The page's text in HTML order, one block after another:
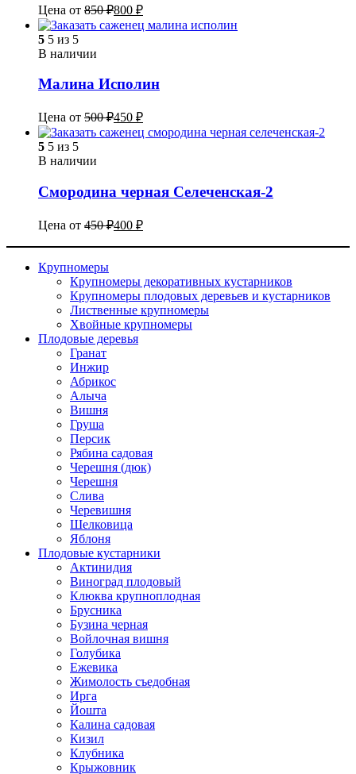
Цена от 850₽800 ₽
5 5 из 5
В наличии
Малина Исполин
Цена от 500₽450 ₽
5 5 из 5
В наличии
Смородина черная Селеченская-2
Цена от 450₽400 ₽
Крупномеры
Крупномеры декоративных кустарников
Крупномеры плодовых деревьев и кустарников
Лиственные крупномеры
Хвойные крупномеры
Плодовые деревья
Гранат
Инжир
Абрикос
Алыча
Вишня
Груша
Персик
Рябина садовая
Черешня (дюк)
Черешня
Слива
Черевишня
Шелковица
Яблоня
Плодовые кустарники
Актинидия
Виноград плодовый
Клюква крупноплодная
Брусника
Бузина черная
Войлочная вишня
Голубика
Ежевика
Жимолость съедобная
Ирга
Йошта
Калина садовая
Кизил
Клубника
Крыжовник